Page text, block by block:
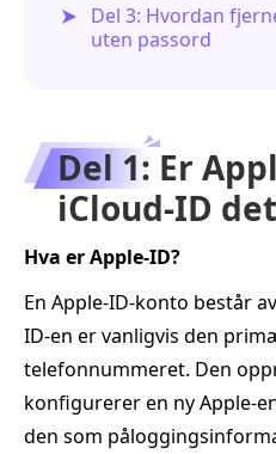
Del 3: Hvordan
uten passord
Del 1: Er
iCloud‑ID
Hva er Apple‑ID?
En Apple‑ID‑konto består
ID‑en er vanligvis den
telefonnummeret. Den
konfigurerer en ny
den som